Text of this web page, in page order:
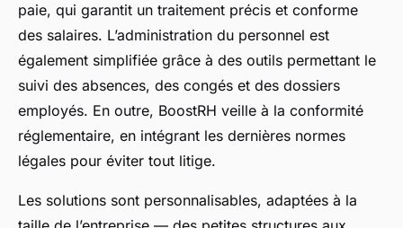
paie, qui garantit un traitement précis et conforme
des salaires. L’administration du personnel est
également simplifiée grâce à des outils permettant le
suivi des absences, des congés et des dossiers
employés. En outre, BoostRH veille à la conformité
réglementaire, en intégrant les dernières normes
légales pour éviter tout litige.
Les solutions sont personnalisables, adaptées à la